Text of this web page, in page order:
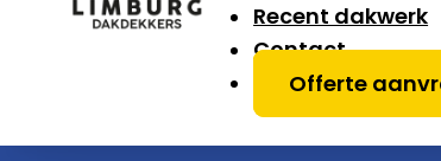
Recent dakwerk
Contact
Offerte